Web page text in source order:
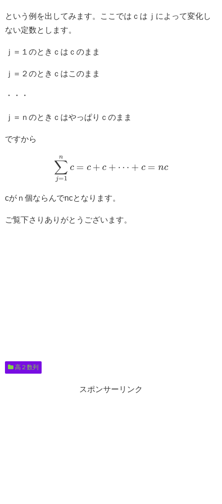
という例を出してみます。ここではｃはｊによって変化し
ない定数とします。
ｊ＝１のときｃはｃのまま
ｊ＝２のときｃはこのまま
・・・
ｊ＝ｎのときｃはやっぱりｃのまま
ですから
∑
j=1
n
c = c + c + ⋯ + c = nc
cがｎ個ならんでncとなります。
ご覧下さりありがとうございます。
高２数列
スポンサーリンク